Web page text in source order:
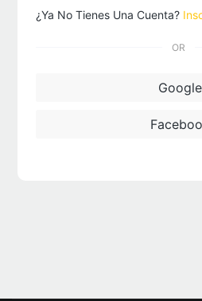
¿Ya No Tienes Una Cuenta?
OR
Google